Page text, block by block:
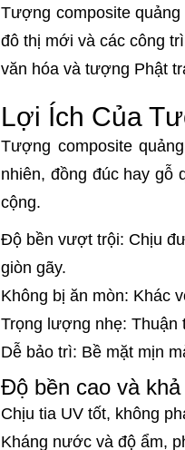
Tượng composite
đô thị mới và các công
văn hóa và tượng Phật
Lợi Ích Của
Tượng composite
nhiên, đồng đúc hay gỗ
cộng.
Độ bền vượt trội: Chịu
giòn gãy.
Không bị ăn mòn: Khác
Trọng lượng nhẹ: Thuận
Dễ bảo trì: Bề mặt mịn
Độ bền cao và
Chịu tia UV tốt, không
Kháng nước và độ ẩm,